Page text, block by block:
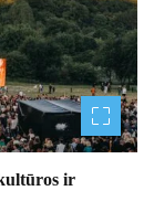
ir